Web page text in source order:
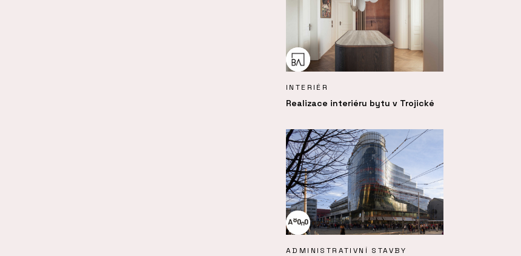
INTERIÉR
Realizace interiéru bytu v Trojické
ADMINISTRATIVNÍ STAVBY